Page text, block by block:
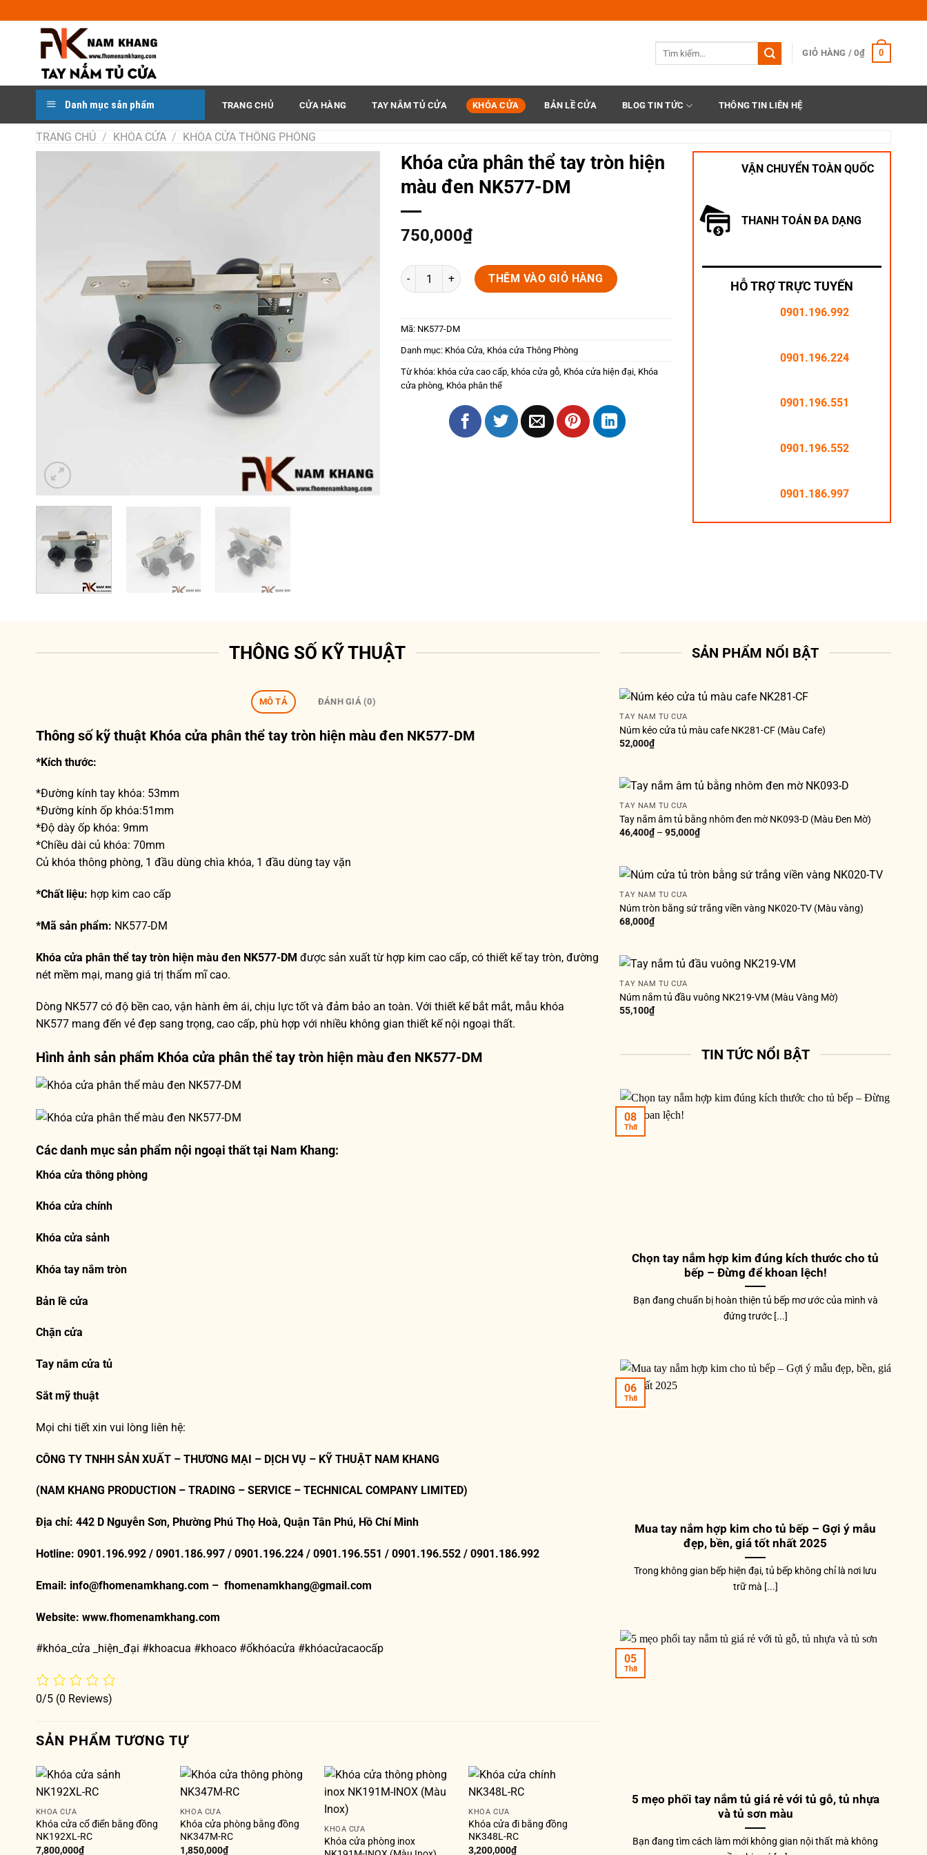
đến
GIỎ HÀNG /0₫ 0
Danh mục sản phẩm TRANG CHỦ CỬA HÀNG TAY NẮM TỦ CỬA KHÓA CỬA BẢN LỀ CỬA BLOG TIN TỨC THÔNG TIN LIÊN HỆ
TRANG CHỦ / KHÓA CỬA / KHÓA CỬA THÔNG PHÒNG
Khóa cửa phân thể tay tròn hiện
màu đen NK577-DM
750,000₫
Khóa cửa phân thể tay tròn hiện màu đen NK577-DM số lượng
THÊM VÀO GIỎ HÀNG
Mã: NK577-DM
Danh mục: Khóa Cửa Khóa cửa Thông Phòng
Từ khóa: khóa cửa cao cấp khóa cửa gỗ Khóa cửa hiện đại Khóa
cửa phòng Khóa phân thể
VẬN CHUYỂN TOÀN QUỐC
THANH TOÁN ĐA DẠNG
HỖ TRỢ TRỰC TUYẾN
0901.196.992
0901.196.224
0901.196.551
0901.196.552
0901.186.997
THÔNG SỐ KỸ THUẬT
MÔ TẢ ĐÁNH GIÁ (0)
Thông số kỹ thuật Khóa cửa phân thể tay tròn hiện màu đen NK577-DM
*Kích thước:
*Đường kính tay khóa: 53mm
*Đường kính ốp khóa:51mm
*Độ dày ốp khóa: 9mm
*Chiều dài củ khóa: 70mm
Củ khóa thông phòng, 1 đầu dùng chìa khóa, 1 đầu dùng tay vặn
*Chất liệu: hợp kim cao cấp
*Mã sản phẩm: NK577-DM
Khóa cửa phân thể tay tròn hiện màu đen NK577-DM được sản xuất từ hợp kim cao cấp, có thiết kế tay tròn, đường
nét mềm mại, mang giá trị thẩm mĩ cao.
Dòng NK577 có độ bền cao, vận hành êm ái, chịu lực tốt và đảm bảo an toàn. Với thiết kế bắt mắt, mẫu khóa
NK577 mang đến vẻ đẹp sang trọng, cao cấp, phù hợp với nhiều không gian thiết kế nội ngoại thất.
Hình ảnh sản phẩm Khóa cửa phân thể tay tròn hiện màu đen NK577-DM
Các danh mục sản phẩm nội ngoại thất tại Nam Khang:
Khóa cửa thông phòng
Khóa cửa chính
Khóa cửa sảnh
Khóa tay nắm tròn
Bản lề cửa
Chặn cửa
Tay nắm cửa tủ
Sắt mỹ thuật
Mọi chi tiết xin vui lòng liên hệ:
CÔNG TY TNHH SẢN XUẤT – THƯƠNG MẠI – DỊCH VỤ – KỸ THUẬT NAM KHANG
(NAM KHANG PRODUCTION – TRADING – SERVICE – TECHNICAL COMPANY LIMITED)
Địa chỉ: 442 D Nguyễn Sơn, Phường Phú Thọ Hoà, Quận Tân Phú, Hồ Chí Minh
Hotline: 0901.196.992 / 0901.186.997 / 0901.196.224 / 0901.196.551 / 0901.196.552 / 0901.186.992
Email: info@fhomenamkhang.com – fhomenamkhang@gmail.com
Website: www.fhomenamkhang.com
#khóa_cửa _hiện_đại #khoacua #khoaco #ổkhóacửa #khóacửacaocấp
0/5 (0 Reviews)
SẢN PHẨM TƯƠNG TỰ
KHÓA CỬA
Khóa cửa cổ điển bằng đồng
NK192XL-RC
7,800,000₫
KHÓA CỬA
Khóa cửa phòng bằng đồng
NK347M-RC
1,850,000₫
KHÓA CỬA
Khóa cửa phòng inox
KHÓA CỬA
Khóa cửa đi bằng đồng
NK348L-RC
3,200,000₫
SẢN PHẨM NỔI BẬT
TAY NẮM TỦ CỬA
Núm kéo cửa tủ màu cafe NK281-CF (Màu Cafe)
52,000₫
TAY NẮM TỦ CỬA
Tay nắm âm tủ bằng nhôm đen mờ NK093-D (Màu Đen Mờ)
46,400₫–95,000₫
TAY NẮM TỦ CỬA
Núm tròn bằng sứ trắng viền vàng NK020-TV (Màu vàng)
68,000₫
TAY NẮM TỦ CỬA
Núm nắm tủ đầu vuông NK219-VM (Màu Vàng Mờ)
55,100₫
TIN TỨC NỔI BẬT
Chọn tay nắm hợp kim đúng kích thước cho tủ
bếp – Đừng để khoan lệch!
Bạn đang chuẩn bị hoàn thiện tủ bếp mơ ước của mình và
đứng trước [...]
08
Th8
Mua tay nắm hợp kim cho tủ bếp – Gợi ý mẫu
đẹp, bền, giá tốt nhất 2025
Trong không gian bếp hiện đại, tủ bếp không chỉ là nơi lưu
trữ mà [...]
06
Th8
5 mẹo phối tay nắm tủ giá rẻ với tủ gỗ, tủ nhựa
và tủ sơn màu
Bạn đang tìm cách làm mới không gian nội thất mà không
05
Th8